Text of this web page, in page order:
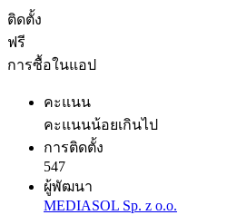
ติดตั้ง
ฟรี
การซื้อในแอป
คะแนน
คะแนนน้อยเกินไป
การติดตั้ง
547
ผู้พัฒนา
MEDIASOL Sp. z o.o.